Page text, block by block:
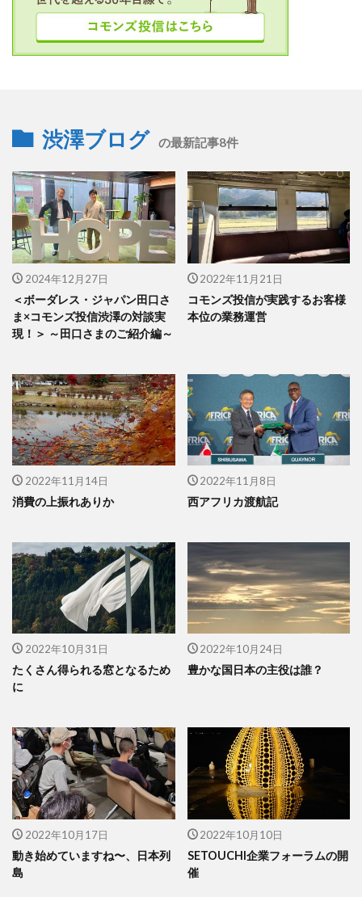
渋澤ブログ の最新記事8件
2024年12月27日
＜ボーダレス・ジャパン田口さ
ま×コモンズ投信渋澤の対談実
現！＞ ～田口さまのご紹介編～
2022年11月21日
コモンズ投信が実践するお客様
本位の業務運営
2022年11月14日
消費の上振れありか
2022年11月8日
西アフリカ渡航記
2022年10月31日
たくさん得られる窓となるため
に
2022年10月24日
豊かな国日本の主役は誰？
2022年10月17日
動き始めていますね〜、日本列
島
2022年10月10日
SETOUCHI企業フォーラムの開
催